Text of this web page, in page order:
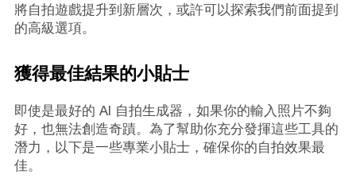
將自拍遊戲提升到新層次，或許可以探索我們前面提到
的高級選項。
獲得最佳結果的小貼士
即使是最好的 AI 自拍生成器，如果你的輸入照片不夠
好，也無法創造奇蹟。為了幫助你充分發揮這些工具的
潛力，以下是一些專業小貼士，確保你的自拍效果最
佳。